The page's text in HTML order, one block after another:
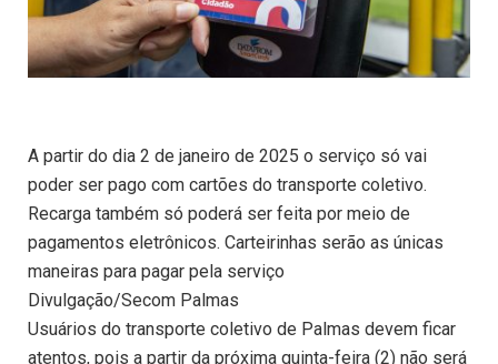
A partir do dia 2 de janeiro de 2025 o serviço só vai
poder ser pago com cartões do transporte coletivo.
Recarga também só poderá ser feita por meio de
pagamentos eletrônicos. Carteirinhas serão as únicas
maneiras para pagar pela serviço
Divulgação/Secom Palmas
Usuários do transporte coletivo de Palmas devem ficar
atentos, pois a partir da próxima quinta-feira (2) não será